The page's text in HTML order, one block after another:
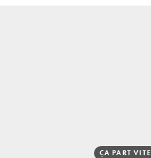
ÇA PART VITE